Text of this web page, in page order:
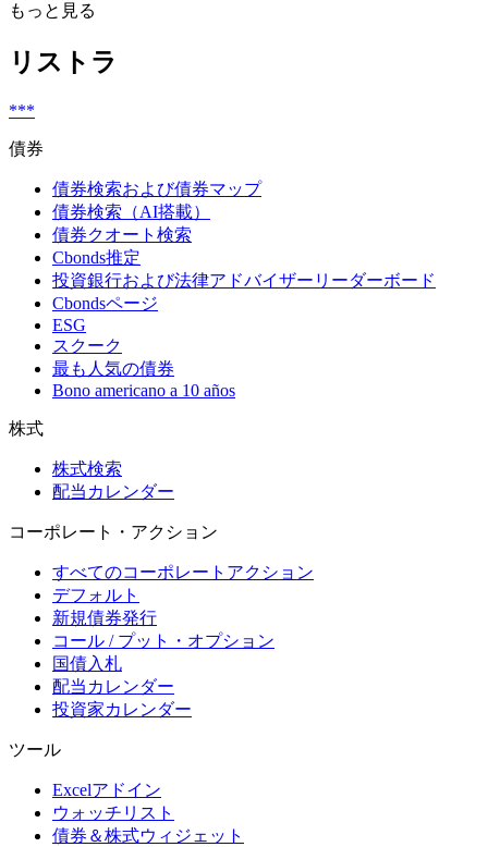
もっと見る
リストラ
***
債券
債券検索および債券マップ
債券検索（AI搭載）
債券クオート検索
Cbonds推定
投資銀行および法律アドバイザーリーダーボード
Cbondsページ
ESG
スクーク
最も人気の債券
Bono americano a 10 años
株式
株式検索
配当カレンダー
コーポレート・アクション
すべてのコーポレートアクション
デフォルト
新規債券発行
コール / プット・オプション
国債入札
配当カレンダー
投資家カレンダー
ツール
Excelアドイン
ウォッチリスト
債券＆株式ウィジェット